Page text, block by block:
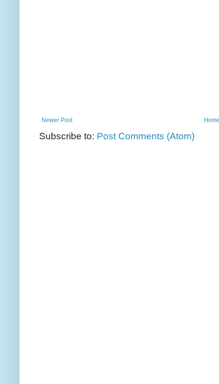
Newer Post
Subscribe to: Post Comments (Atom)